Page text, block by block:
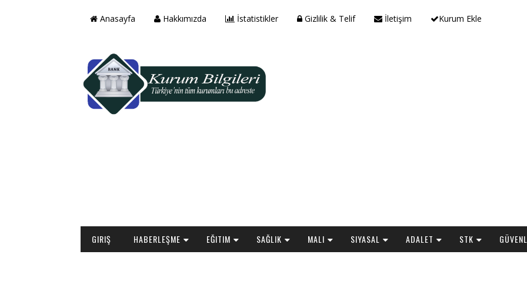
Anasayfa Hakkımızda İstatistikler Gizlilik & Telif İletişim Kurum Ekle
GIRIŞ HABERLEŞME EĞITIM SAĞLIK MALI SIYASAL ADALET STK